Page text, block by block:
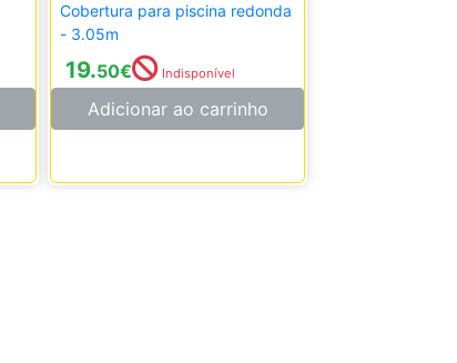
Cobertura para piscina redonda
- 3.05m
19.50€ Indisponível
Adicionar ao carrinho